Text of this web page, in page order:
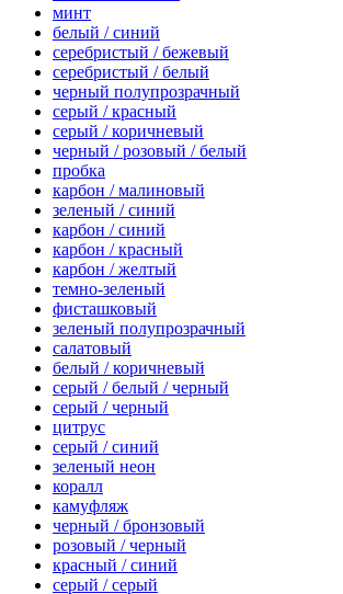
минт
белый / синий
серебристый / бежевый
серебристый / белый
черный полупрозрачный
серый / красный
серый / коричневый
черный / розовый / белый
пробка
карбон / малиновый
зеленый / синий
карбон / синий
карбон / красный
карбон / желтый
темно-зеленый
фисташковый
зеленый полупрозрачный
салатовый
белый / коричневый
серый / белый / черный
серый / черный
цитрус
серый / синий
зеленый неон
коралл
камуфляж
черный / бронзовый
розовый / черный
красный / синий
серый / серый